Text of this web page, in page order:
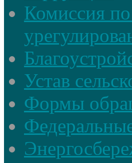
Комиссия
Устав
Формы